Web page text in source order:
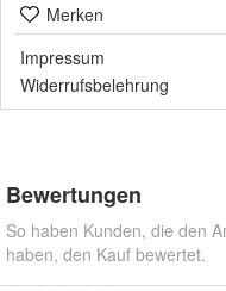
Merken
Impressum
Widerrufsbelehrung
Bewertungen
So haben Kunden, die den
haben, den Kauf bewertet.